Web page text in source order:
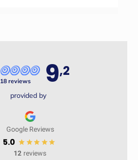
18 reviews 9,2
provided by
Google Reviews
5.0
12 reviews